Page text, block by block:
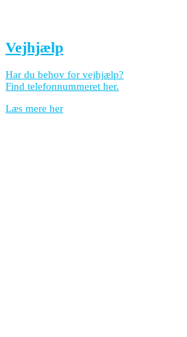
Vejhjælp
Har du behov for vejhjælp?
Find telefonnummeret her.
Læs mere her